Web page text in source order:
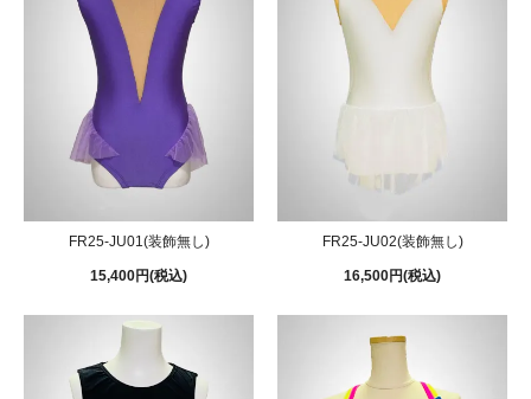
FR25-JU01(装飾無し)
15,400円(税込)
FR25-JU02(装飾無し)
16,500円(税込)